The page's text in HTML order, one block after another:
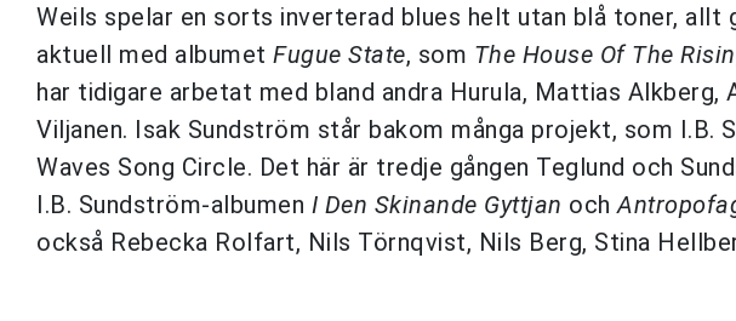
Weils spelar en sorts inverterad blues helt utan blå toner, allt
aktuell med albumet Fugue State, som The House Of The
har tidigare arbetat med bland andra Hurula, Mattias Alkberg,
Viljanen. Isak Sundström står bakom många projekt, som I.B.
Waves Song Circle. Det här är tredje gången Teglund och
I.B. Sundström-albumen I Den Skinande Gyttjan och
också Rebecka Rolfart, Nils Törnqvist, Nils Berg, Stina